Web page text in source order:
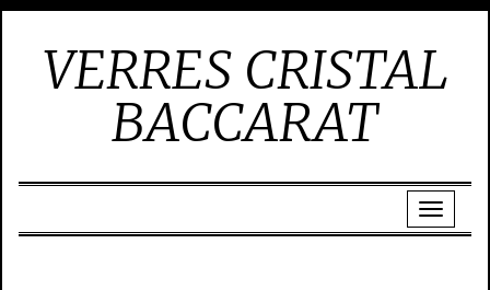
VERRES CRISTAL
BACCARAT